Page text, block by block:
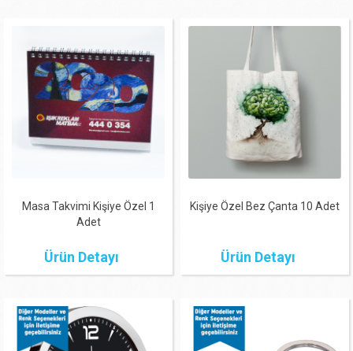
Masa Takvimi Kişiye Özel 1
Adet
Ürün Detayı
Kişiye Özel Bez Çanta 10 Adet
Ürün Detayı